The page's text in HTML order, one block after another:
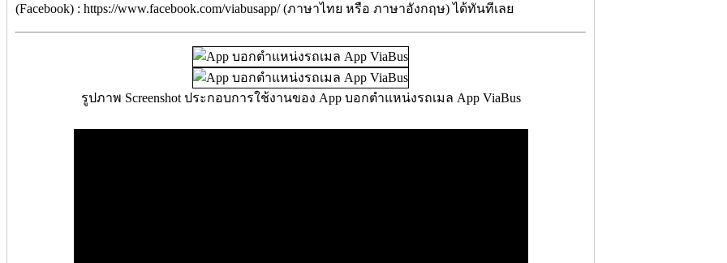
(Facebook) : https://www.facebook.com/viabusapp/ (ภาษาไทย หรือ ภาษาอังกฤษ) ได้ทันทีเลย
รูปภาพ Screenshot ประกอบการใช้งานของ App บอกตำแหน่งรถเมล App ViaBus